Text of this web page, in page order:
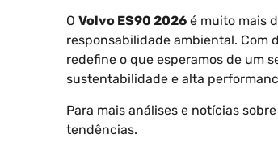
O Volvo ES90 2026 é muito mais
responsabilidade ambiental. Com
redefine o que esperamos de um
sustentabilidade e alta
Para mais análises e notícias
tendências.